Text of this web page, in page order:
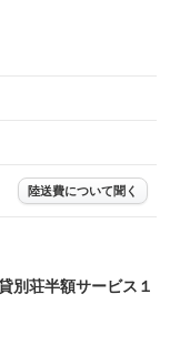
陸送費について聞く
別荘半額サービス１